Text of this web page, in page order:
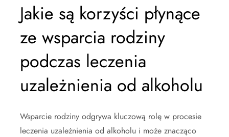
Jakie są korzyści płynące
ze wsparcia rodziny
podczas leczenia
uzależnienia od alkoholu
Wsparcie rodziny odgrywa kluczową rolę w procesie
leczenia uzależnienia od alkoholu i może znacząco